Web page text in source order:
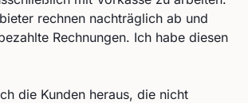
rechnen nachträglich ab und
Rechnungen. Ich habe diesen
die Kunden heraus, die nicht